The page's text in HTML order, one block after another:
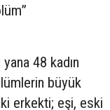
yana 48 kadın
büyük
erkekti; eşi, eski